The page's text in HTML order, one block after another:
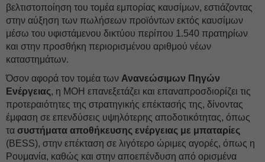
βελτιστοποίηση του τομέα εμπορίας καυσίμων, εστιάζοντας
στην αύξηση των πωλήσεων προϊόντων εκτός καυσίμων
μέσω του υφιστάμενου δικτύου περίπου 1.540 πρατηρίων
και στην προσθήκη περιορισμένου αριθμού νέων
καταστημάτων.
Όσον αφορά τον τομέα των Ανανεώσιμων Πηγών
Ενέργειας, η MOH επανεξετάζει και επαναπροσδιορίζει τις
προτεραιότητες της στρατηγικής επέκτασής της, δίνοντας
έμφαση σε επενδύσεις υψηλότερης αποδοτικότητας, όπως
τα συστήματα αποθήκευσης ενέργειας με μπαταρίες
(BESS), στην επέκταση σε λιγότερο ώριμες αγορές, όπως η
Ρουμανία, καθώς και στην αποεπένδυση από ορισμένα